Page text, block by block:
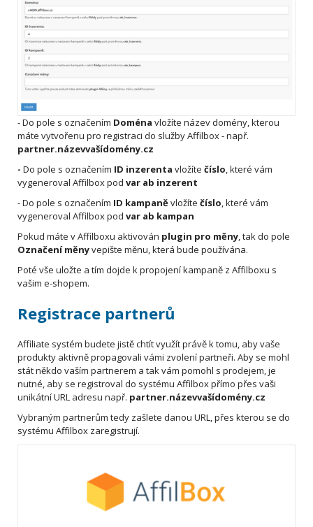
- Do pole s označením Doména vložíte název domény, kterou
máte vytvořenu pro registraci do služby Affilbox - např.
partner.názevvašídomény.cz
- Do pole s označením ID inzerenta vložíte číslo, které vám
vygeneroval Affilbox pod var ab inzerent
- Do pole s označením ID kampaněvložíte číslo,které vám
vygeneroval Affilbox pod var ab kampan
Pokud máte v Affilboxu aktivován plugin pro měny, tak do pole
Označení měnyvepište měnu, která bude používána.
Poté vše uložte a tím dojde k propojení kampaně z Affilboxu s
vašim e-shopem.
Registrace partnerů
Affiliate systém budete jistě chtít využít právě k tomu, aby vaše
produkty aktivně propagovali vámi zvolení partneři. Aby se mohl
stát někdo vaším partnerem a tak vám pomohl s prodejem, je
nutné, aby se registroval do systému Affilbox přímo přes vaši
unikátní URL adresu např. partner.názevvašídomény.cz
Vybraným partnerům tedy zašlete danou URL, přes kterou se do
systému Affilbox zaregistrují.